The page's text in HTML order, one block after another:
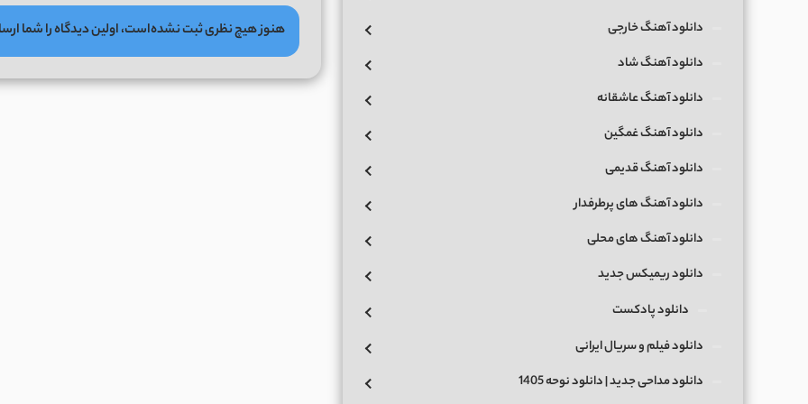
هنوز هیچ نظری ثبت نشده‌است، اولین دیدگاه را شما
دانلود آهنگ خارجی
دانلود آهنگ شاد
دانلود آهنگ عاشقانه
دانلود آهنگ غمگین
دانلود آهنگ قدیمی
دانلود آهنگ های پرطرفدار
دانلود آهنگ های محلی
دانلود ریمیکس جدید
دانلود پادکست
دانلود فیلم و سریال ایرانی
دانلود مداحی جدید | دانلود نوحه 1405